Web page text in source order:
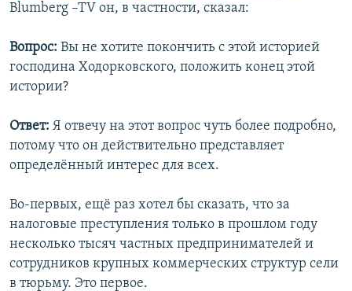
Blumberg –TV он, в частности, сказал:
Вопрос: Вы не хотите покончить с этой историей
господина Ходорковского, положить конец этой
истории?
Ответ: Я отвечу на этот вопрос чуть более подробно,
потому что он действительно представляет
определённый интерес для всех.
Во-первых, ещё раз хотел бы сказать, что за
налоговые преступления только в прошлом году
несколько тысяч частных предпринимателей и
сотрудников крупных коммерческих структур сели
в тюрьму. Это первое.